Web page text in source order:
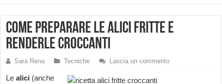
Come preparare le alici fritte e
renderle croccanti
Sara Rena Tecniche Lascia un commento
Lealici (anche